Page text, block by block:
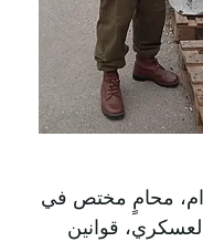
محامٍ مختص في
قوانين